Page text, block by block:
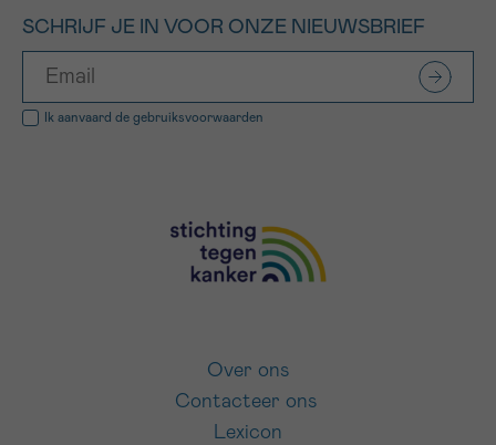
SCHRIJF JE IN VOOR ONZE NIEUWSBRIEF
Ik aanvaard de gebruiksvoorwaarden
Over ons
Contacteer ons
Lexicon